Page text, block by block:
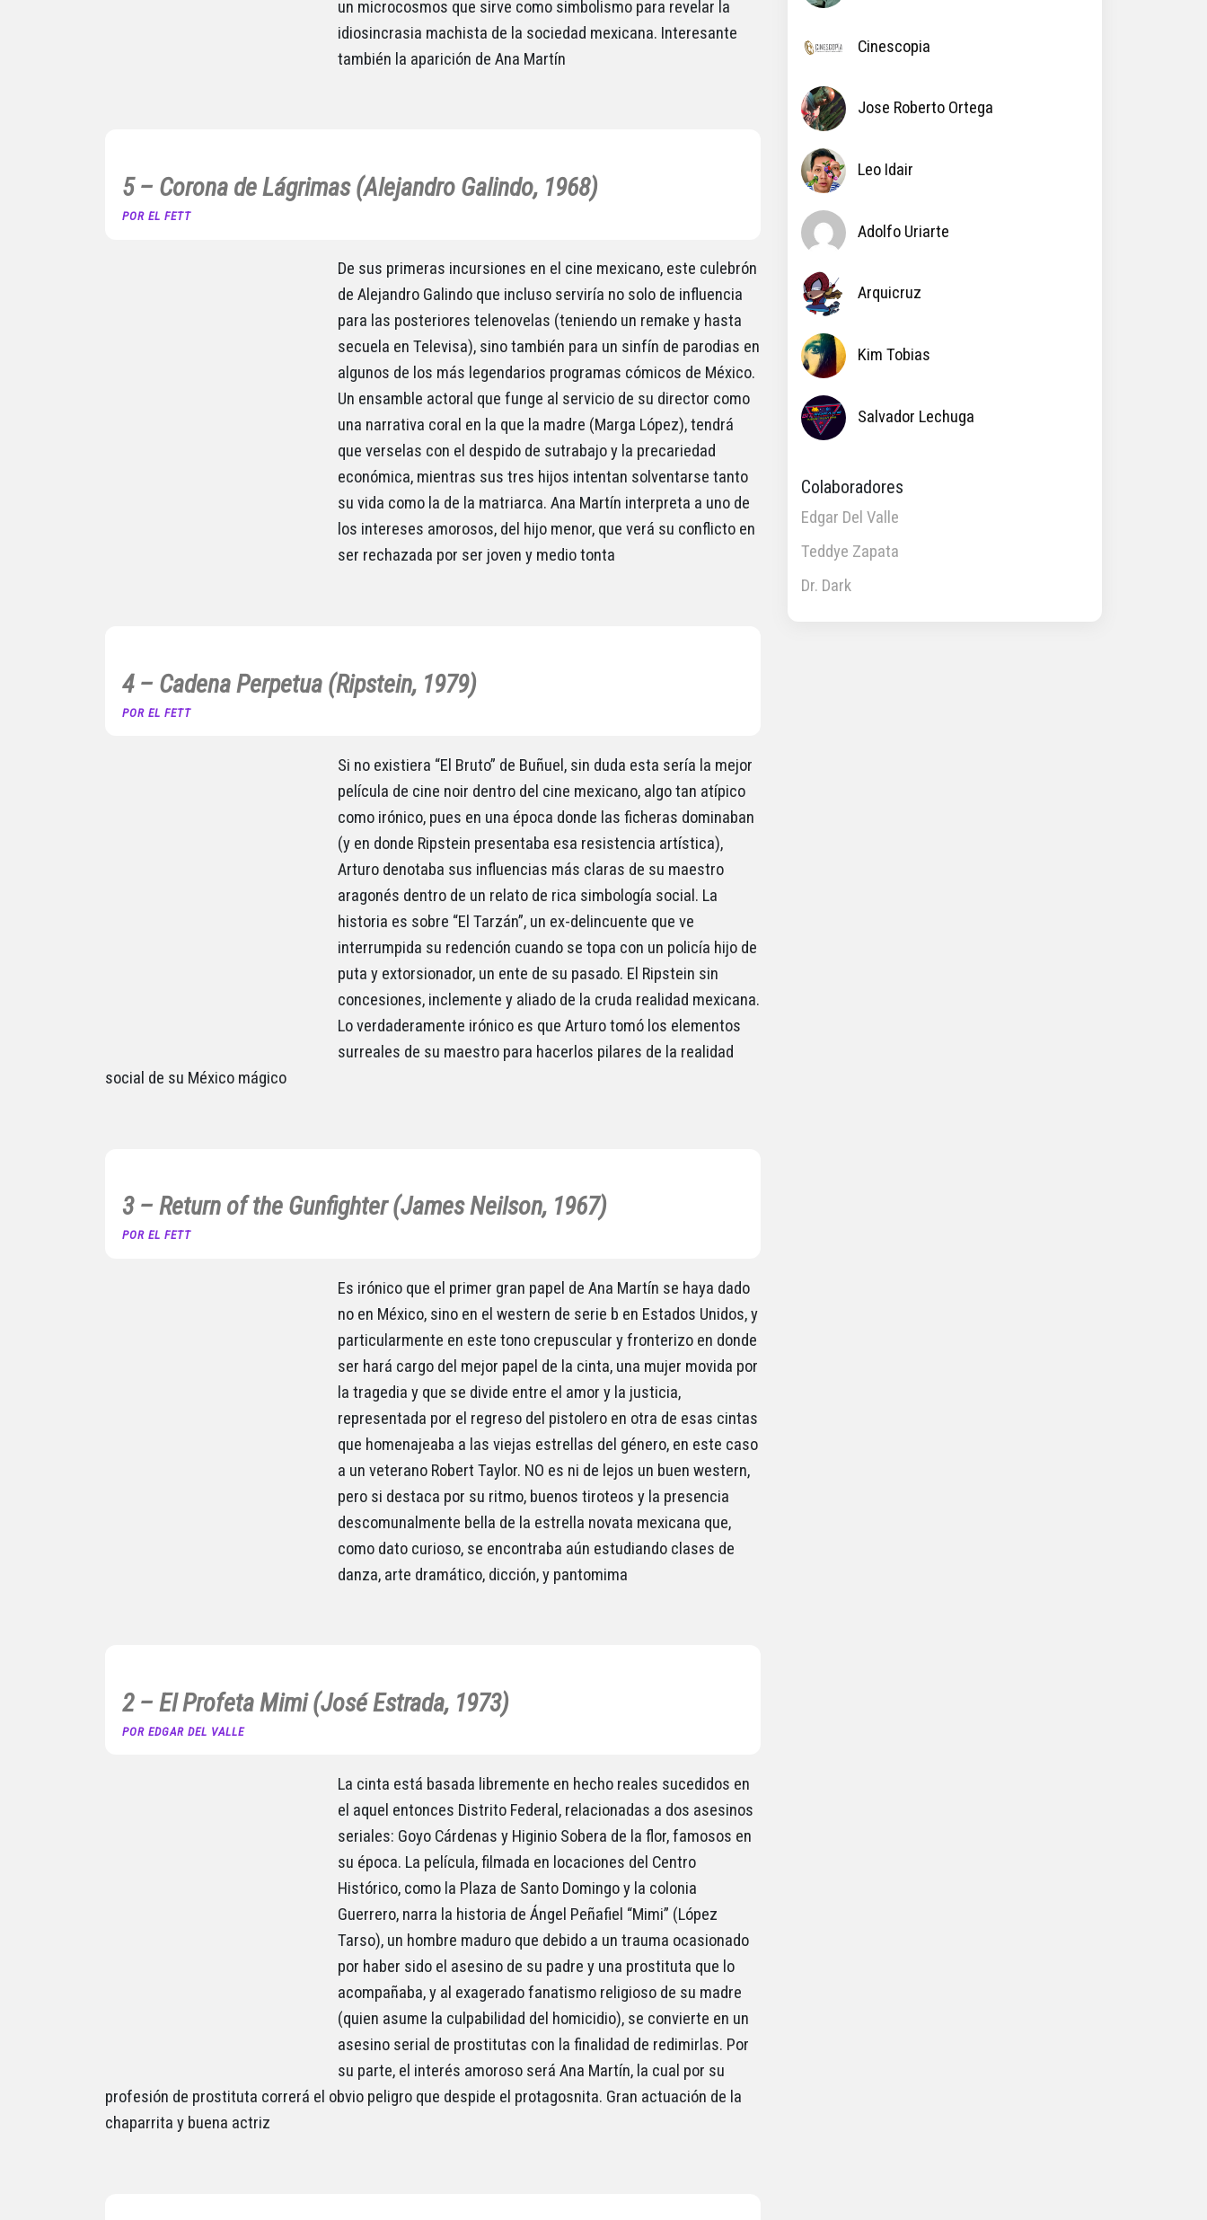
un microcosmos que sirve como simbolismo para revelar la
idiosincrasia machista de la sociedad mexicana. Interesante
también la aparición de Ana Martín
5 – Corona de Lágrimas (Alejandro Galindo, 1968)
POR EL FETT
De sus primeras incursiones en el cine mexicano, este culebrón
de Alejandro Galindo que incluso serviría no solo de influencia
para las posteriores telenovelas (teniendo un remake y hasta
secuela en Televisa), sino también para un sinfín de parodias en
algunos de los más legendarios programas cómicos de México.
Un ensamble actoral que funge al servicio de su director como
una narrativa coral en la que la madre (Marga López), tendrá
que verselas con el despido de sutrabajo y la precariedad
económica, mientras sus tres hijos intentan solventarse tanto
su vida como la de la matriarca. Ana Martín interpreta a uno de
los intereses amorosos, del hijo menor, que verá su conflicto en
ser rechazada por ser joven y medio tonta
4 – Cadena Perpetua (Ripstein, 1979)
POR EL FETT
Si no existiera “El Bruto” de Buñuel, sin duda esta sería la mejor
película de cine noir dentro del cine mexicano, algo tan atípico
como irónico, pues en una época donde las ficheras dominaban
(y en donde Ripstein presentaba esa resistencia artística),
Arturo denotaba sus influencias más claras de su maestro
aragonés dentro de un relato de rica simbología social. La
historia es sobre “El Tarzán”, un ex-delincuente que ve
interrumpida su redención cuando se topa con un policía hijo de
puta y extorsionador, un ente de su pasado. El Ripstein sin
concesiones, inclemente y aliado de la cruda realidad mexicana.
Lo verdaderamente irónico es que Arturo tomó los elementos
surreales de su maestro para hacerlos pilares de la realidad
social de su México mágico
3 – Return of the Gunfighter (James Neilson, 1967)
POR EL FETT
Es irónico que el primer gran papel de Ana Martín se haya dado
no en México, sino en el western de serie b en Estados Unidos, y
particularmente en este tono crepuscular y fronterizo en donde
ser hará cargo del mejor papel de la cinta, una mujer movida por
la tragedia y que se divide entre el amor y la justicia,
representada por el regreso del pistolero en otra de esas cintas
que homenajeaba a las viejas estrellas del género, en este caso
a un veterano Robert Taylor. NO es ni de lejos un buen western,
pero si destaca por su ritmo, buenos tiroteos y la presencia
descomunalmente bella de la estrella novata mexicana que,
como dato curioso, se encontraba aún estudiando clases de
danza, arte dramático, dicción, y pantomima
2 – El Profeta Mimi (José Estrada, 1973)
POR EDGAR DEL VALLE
La cinta está basada libremente en hecho reales sucedidos en
el aquel entonces Distrito Federal, relacionadas a dos asesinos
seriales: Goyo Cárdenas y Higinio Sobera de la flor, famosos en
su época. La película, filmada en locaciones del Centro
Histórico, como la Plaza de Santo Domingo y la colonia
Guerrero, narra la historia de Ángel Peñafiel “Mimi” (López
Tarso), un hombre maduro que debido a un trauma ocasionado
por haber sido el asesino de su padre y una prostituta que lo
acompañaba, y al exagerado fanatismo religioso de su madre
(quien asume la culpabilidad del homicidio), se convierte en un
asesino serial de prostitutas con la finalidad de redimirlas. Por
su parte, el interés amoroso será Ana Martín, la cual por su
profesión de prostituta correrá el obvio peligro que despide el protagosnita. Gran actuación de la
chaparrita y buena actriz
Cinescopia
Jose Roberto Ortega
Leo Idair
Adolfo Uriarte
Arquicruz
Kim Tobias
Salvador Lechuga
Colaboradores
Edgar Del Valle
Teddye Zapata
Dr. Dark